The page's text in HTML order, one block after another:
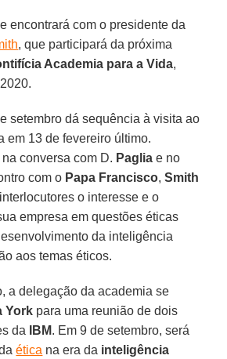
encontrará com o presidente da
, que participará da próxima
Academia para a Vida,
setembro dá sequência à visita ao
em 13 de fevereiro último.
conversa com D. Paglia e no
com o Papa Francisco,Smith
o interesse e o
empresa em questões éticas
da inteligência
aos temas éticos.
a delegação da academia se
York para uma reunião de dois
da
IBM. Em 9 de setembro, será
ética na era da inteligência